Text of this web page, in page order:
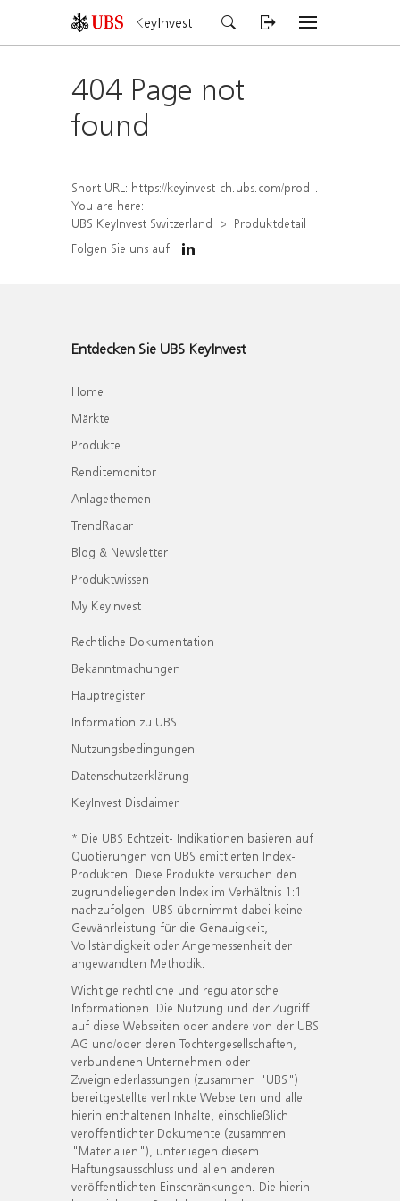
KeyInvest
404 Page not
found
Short URL: https://keyinvest-ch.ubs.com/produkt/detail/index/isin/CH1578835790
You are here:
UBS KeyInvest Switzerland
Produktdetail
Folgen Sie uns auf
Entdecken Sie UBS KeyInvest
Home
Märkte
Produkte
Renditemonitor
Anlagethemen
TrendRadar
Blog & Newsletter
Produktwissen
My KeyInvest
Rechtliche Dokumentation
Bekanntmachungen
Hauptregister
Information zu UBS
Nutzungsbedingungen
Datenschutzerklärung
KeyInvest Disclaimer
* Die UBS Echtzeit- Indikationen basieren auf
Quotierungen von UBS emittierten Index-
Produkten. Diese Produkte versuchen den
zugrundeliegenden Index im Verhältnis 1:1
nachzufolgen. UBS übernimmt dabei keine
Gewährleistung für die Genauigkeit,
Vollständigkeit oder Angemessenheit der
angewandten Methodik.
Wichtige rechtliche und regulatorische
Informationen. Die Nutzung und der Zugriff
auf diese Webseiten oder andere von der UBS
AG und/oder deren Tochtergesellschaften,
verbundenen Unternehmen oder
Zweigniederlassungen (zusammen "UBS")
bereitgestellte verlinkte Webseiten und alle
hierin enthaltenen Inhalte, einschließlich
veröffentlichter Dokumente (zusammen
"Materialien"), unterliegen diesem
Haftungsausschluss und allen anderen
veröffentlichten Einschränkungen. Die hierin